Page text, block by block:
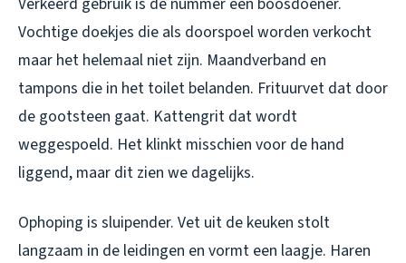
Vochtige doekjes die als doorspoel worden verkocht
maar het helemaal niet zijn. Maandverband en
tampons die in het toilet belanden. Frituurvet dat door
de gootsteen gaat. Kattengrit dat wordt
weggespoeld. Het klinkt misschien voor de hand
liggend, maar dit zien we dagelijks.
Ophoping is sluipender. Vet uit de keuken stolt
langzaam in de leidingen en vormt een laagje. Haren